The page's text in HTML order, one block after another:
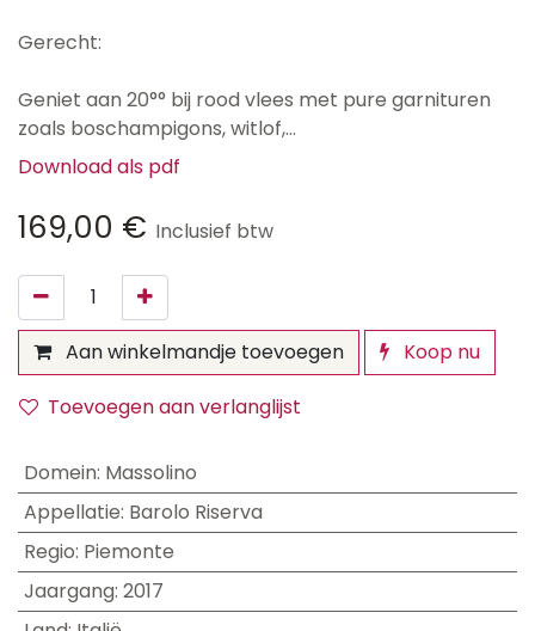
Gerecht:
Geniet aan 20°° bij rood vlees met pure garnituren
zoals boschampigons, witlof,...
Download als pdf
169,00 € Inclusief btw
Aan winkelmandje toevoegen
Koop nu
Toevoegen aan verlanglijst
Domein: Massolino
Appellatie: Barolo Riserva
Regio: Piemonte
Jaargang: 2017